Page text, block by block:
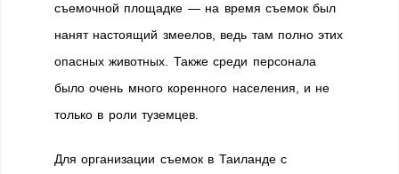
съемочной площадке — на время съемок был
нанят настоящий змеелов, ведь там полно этих
опасных животных. Также среди персонала
было очень много коренного населения, и не
только в роли туземцев.
Для организации съемок в Таиланде с